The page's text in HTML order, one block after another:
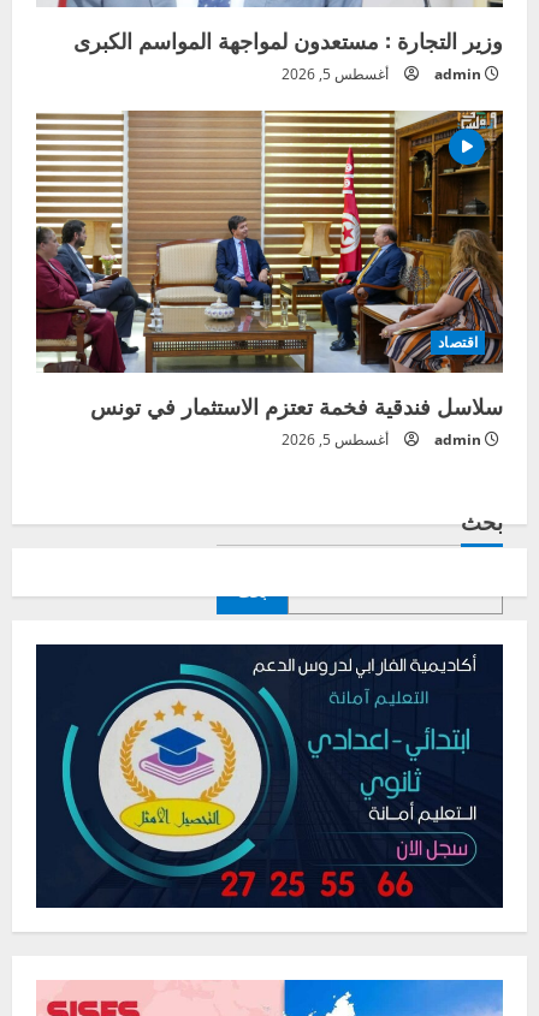
وزير التجارة : مستعدون لمواجهة المواسم الكبرى
admin أغسطس 5, 2026
اقتصاد
سلاسل فندقية فخمة تعتزم الاستثمار في تونس
admin أغسطس 5, 2026
بحث
بحث